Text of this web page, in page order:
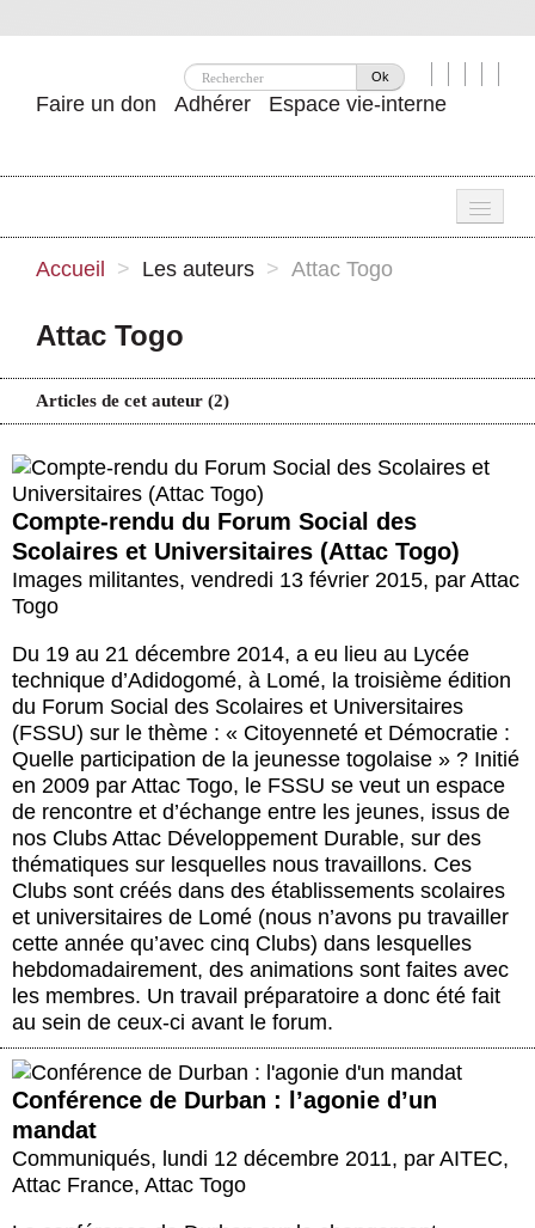
Ok
Faire un don Adhérer Espace vie-interne
Nos idées
Se mobiliser
Agenda
Actus et médias
Boutique
Accueil > Les auteurs > Attac Togo
Attac Togo
Articles de cet auteur (2)
Compte-rendu du Forum Social des
Scolaires et Universitaires (Attac Togo)
Images militantes, vendredi 13 février 2015, par Attac
Togo
Du 19 au 21 décembre 2014, a eu lieu au Lycée
technique d’Adidogomé, à Lomé, la troisième édition
du Forum Social des Scolaires et Universitaires
(FSSU) sur le thème : « Citoyenneté et Démocratie :
Quelle participation de la jeunesse togolaise » ? Initié
en 2009 par Attac Togo, le FSSU se veut un espace
de rencontre et d’échange entre les jeunes, issus de
nos Clubs Attac Développement Durable, sur des
thématiques sur lesquelles nous travaillons. Ces
Clubs sont créés dans des établissements scolaires
et universitaires de Lomé (nous n’avons pu travailler
cette année qu’avec cinq Clubs) dans lesquelles
hebdomadairement, des animations sont faites avec
les membres. Un travail préparatoire a donc été fait
au sein de ceux-ci avant le forum.
Conférence de Durban : l’agonie d’un
mandat
Communiqués, lundi 12 décembre 2011, par AITEC,
Attac France, Attac Togo